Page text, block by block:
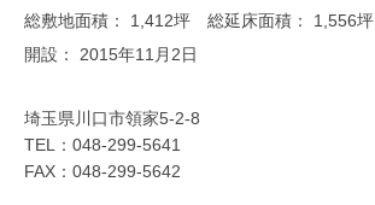
総敷地面積： 1,412坪 総延床面積： 1,556坪
開設： 2015年11月2日
埼玉県川口市領家5-2-8
TEL：048-299-5641
FAX：048-299-5642